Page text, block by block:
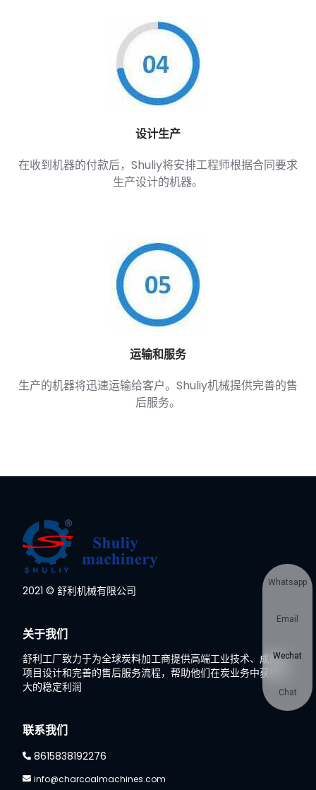
设计生产
在收到机器的付款后，Shuliy将安排工程师根据合同要求
生产设计的机器。
运输和服务
生产的机器将迅速运输给客户。Shuliy机械提供完善的售
后服务。
2021 © 舒利机械有限公司
关于我们
舒利工厂致力于为全球炭料加工商提供高端工业技术、成熟的
项目设计和完善的售后服务流程，帮助他们在炭业务中获得巨
大的稳定利润
联系我们
8615838192276
info@charcoalmachines.com
Whatsapp
Email
Wechat
Chat